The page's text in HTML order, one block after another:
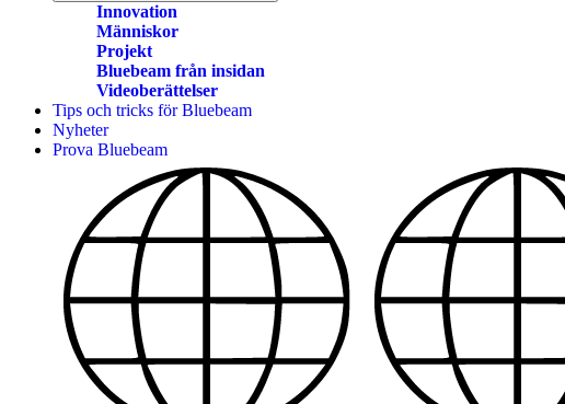
Innovation
Människor
Projekt
Bluebeam från insidan
Videoberättelser
Tips och tricks för Bluebeam
Nyheter
Prova Bluebeam